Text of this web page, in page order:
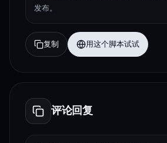
发布。
复制 用这个脚本试试
评论回复